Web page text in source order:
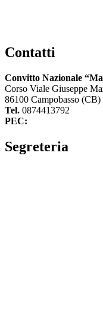
Contatti
Convitto Nazionale
Corso Viale Giuseppe
86100 Campobasso (CB)
Tel. 0874413792
PEC:
Segreteria